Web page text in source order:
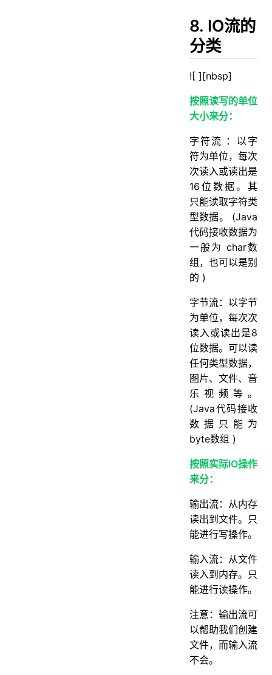
8. IO流的
分类
![ ][nbsp]
按照读写的单位
大小来分：
字符流 ：以字
符为单位，每次
次读入或读出是
16位数据。其
只能读取字符类
型数据。 (Java
代码接收数据为
一般为 char数
组，也可以是别
的 )
字节流：以字节
为单位，每次次
读入或读出是8
位数据。可以读
任何类型数据，
图片、文件、音
乐视频等。
(Java代码接收
数据只能为
byte数组 )
按照实际IO操作
来分：
输出流：从内存
读出到文件。只
能进行写操作。
输入流：从文件
读入到内存。只
能进行读操作。
注意：输出流可
以帮助我们创建
文件，而输入流
不会。